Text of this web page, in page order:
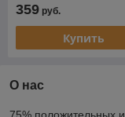
359 руб.
Купить
О нас